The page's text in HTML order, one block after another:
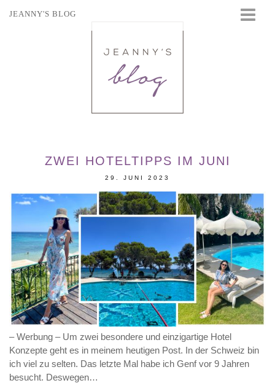
JEANNY'S BLOG
ZWEI HOTELTIPPS IM JUNI
29. JUNI 2023
– Werbung – Um zwei besondere und einzigartige Hotel
Konzepte geht es in meinem heutigen Post. In der Schweiz bin
ich viel zu selten. Das letzte Mal habe ich Genf vor 9 Jahren
besucht. Deswegen…